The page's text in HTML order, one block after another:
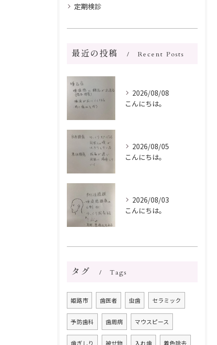
定期検診
最近の投稿 Recent Posts
2026/08/08
こんにちは。
2026/08/05
こんにちは。
2026/08/03
こんにちは。
タグ Tags
姫路市 歯医者 虫歯 セラミック
予防歯科 歯周病 マウスピース
歯ぎしり 被せ物 入れ歯 着色除去